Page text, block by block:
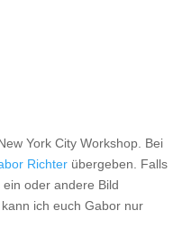
York City Workshop. Bei
Richter übergeben. Falls
oder andere Bild
ich euch Gabor nur